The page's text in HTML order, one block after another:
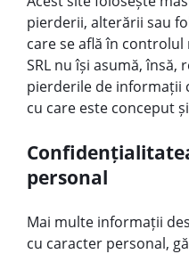
pierderii, alterării sau
care se află în controlul
SRL nu își asumă,
pierderile de informații
cu care este conceput
personal
Mai multe informații
cu caracter personal,